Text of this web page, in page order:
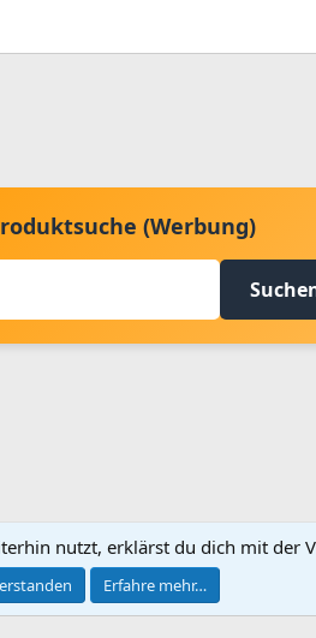
(Werbung)
Kontakt aufnehmen
by XenForo © 2010-2024 XenForo Ltd.
nutzt, erklärst du dich mit der
Erfahre mehr…